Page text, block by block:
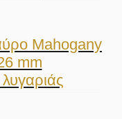
Mahogany
mm